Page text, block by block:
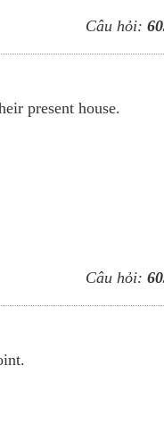
Câu hỏi:
present house.
Câu hỏi: